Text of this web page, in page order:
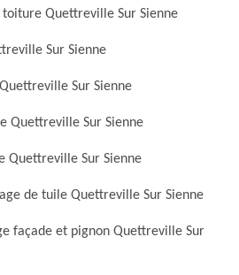
Quettreville Sur Sienne
Sur Sienne
Sur Sienne
Quettreville Sur Sienne
Quettreville Sur Sienne
de tuile Quettreville Sur Sienne
façade et pignon Quettreville Sur